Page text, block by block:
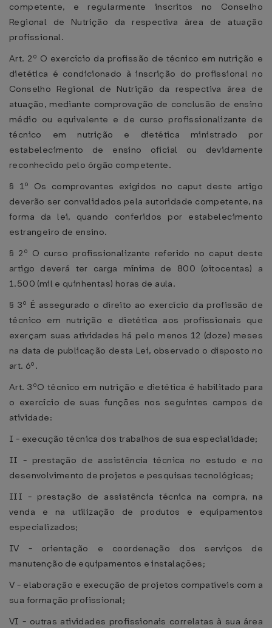
competente, e regularmente inscritos no Conselho
Regional de Nutrição da respectiva área de atuação
profissional.
Art. 2º O exercício da profissão de técnico em nutrição e
dietética é condicionado à inscrição do profissional no
Conselho Regional de Nutrição da respectiva área de
atuação, mediante comprovação de conclusão de ensino
médio ou equivalente e de curso profissionalizante de
técnico em nutrição e dietética ministrado por
estabelecimento de ensino oficial ou devidamente
reconhecido pelo órgão competente.
§ 1º Os comprovantes exigidos no caput deste artigo
deverão ser convalidados pela autoridade competente, na
forma da lei, quando conferidos por estabelecimento
estrangeiro de ensino.
§ 2º O curso profissionalizante referido no caput deste
artigo deverá ter carga mínima de 800 (oitocentas) a
1.500 (mil e quinhentas) horas de aula.
§ 3º É assegurado o direito ao exercício da profissão de
técnico em nutrição e dietética aos profissionais que
exerçam suas atividades há pelo menos 12 (doze) meses
na data de publicação desta Lei, observado o disposto no
art. 6º.
Art. 3ºO técnico em nutrição e dietética é habilitado para
o exercício de suas funções nos seguintes campos de
atividade:
I - execução técnica dos trabalhos de sua especialidade;
II - prestação de assistência técnica no estudo e no
desenvolvimento de projetos e pesquisas tecnológicas;
III - prestação de assistência técnica na compra, na
venda e na utilização de produtos e equipamentos
especializados;
IV - orientação e coordenação dos serviços de
manutenção de equipamentos e instalações;
V - elaboração e execução de projetos compatíveis com a
sua formação profissional;
VI - outras atividades profissionais correlatas à sua área